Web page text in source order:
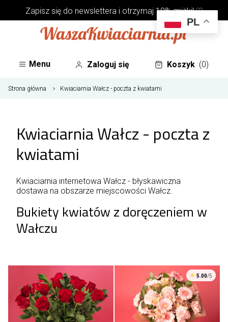
Zapisz się do newsletterai otrzymaj 10% zniżki! ♡
Menu Zaloguj się Koszyk (0)
Strona główna Kwiaciarnia Wałcz - poczta z kwiatami
Kwiaciarnia Wałcz - poczta z
kwiatami
Kwiaciarnia internetowa Wałcz - błyskawiczna
dostawa na obszarze miejscowości Wałcz.
Bukiety kwiatów z doręczeniem w
Wałczu
5.00/5
PL